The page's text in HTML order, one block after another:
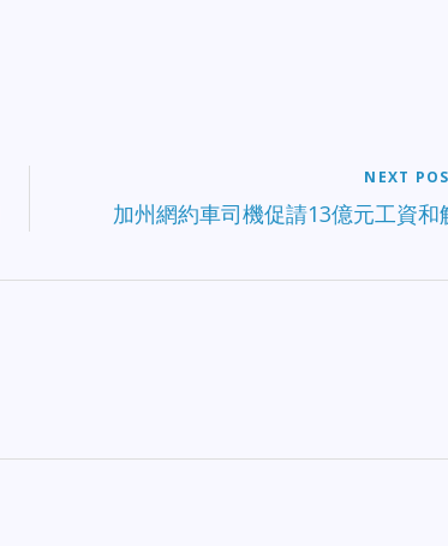
NEXT
加州網約車司機促請13億元工資和